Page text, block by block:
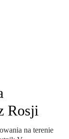
Rosji
na terenie